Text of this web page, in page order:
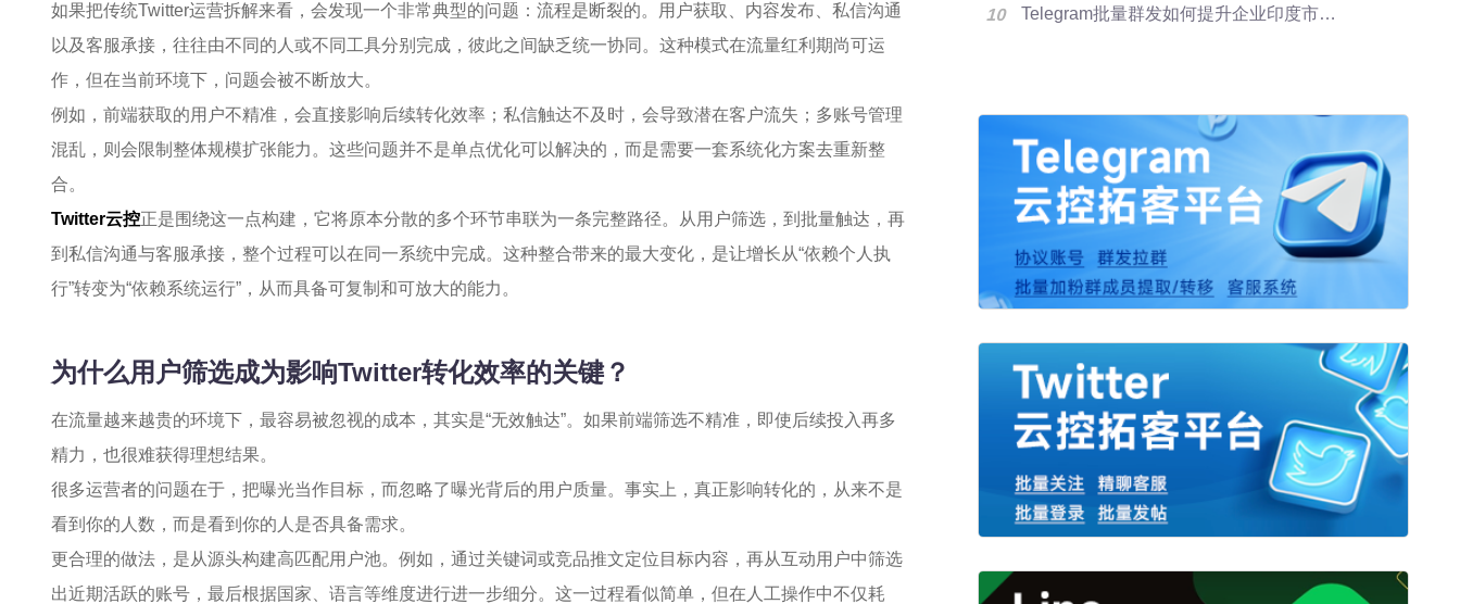
如果把传统Twitter运营拆解来看，会发现一个非常典型的问题：流程是断裂的。用户获取、内容发布、私信沟通
以及客服承接，往往由不同的人或不同工具分别完成，彼此之间缺乏统一协同。这种模式在流量红利期尚可运
作，但在当前环境下，问题会被不断放大。
例如，前端获取的用户不精准，会直接影响后续转化效率；私信触达不及时，会导致潜在客户流失；多账号管理
混乱，则会限制整体规模扩张能力。这些问题并不是单点优化可以解决的，而是需要一套系统化方案去重新整
合。
Twitter云控正是围绕这一点构建，它将原本分散的多个环节串联为一条完整路径。从用户筛选，到批量触达，再
到私信沟通与客服承接，整个过程可以在同一系统中完成。这种整合带来的最大变化，是让增长从“依赖个人执
行”转变为“依赖系统运行”，从而具备可复制和可放大的能力。
为什么用户筛选成为影响Twitter转化效率的关键？
在流量越来越贵的环境下，最容易被忽视的成本，其实是“无效触达”。如果前端筛选不精准，即使后续投入再多
精力，也很难获得理想结果。
很多运营者的问题在于，把曝光当作目标，而忽略了曝光背后的用户质量。事实上，真正影响转化的，从来不是
看到你的人数，而是看到你的人是否具备需求。
更合理的做法，是从源头构建高匹配用户池。例如，通过关键词或竞品推文定位目标内容，再从互动用户中筛选
出近期活跃的账号，最后根据国家、语言等维度进行进一步细分。这一过程看似简单，但在人工操作中不仅耗
Telegram批量群发如何提升企业印度市场获客效率